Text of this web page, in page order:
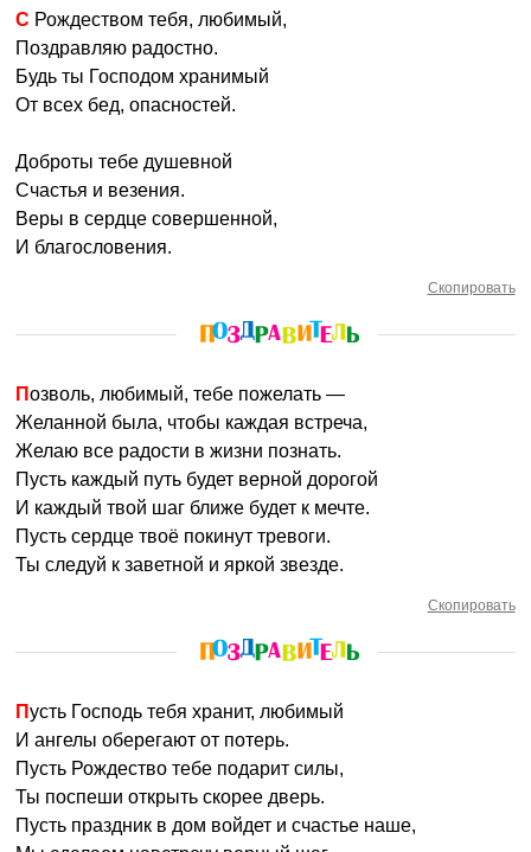
С Рождеством тебя, любимый,
Поздравляю радостно.
Будь ты Господом хранимый
От всех бед, опасностей.
Доброты тебе душевной
Счастья и везения.
Веры в сердце совершенной,
И благословения.
Скопировать
Позволь, любимый, тебе пожелать —
Желанной была, чтобы каждая встреча,
Желаю все радости в жизни познать.
Пусть каждый путь будет верной дорогой
И каждый твой шаг ближе будет к мечте.
Пусть сердце твоё покинут тревоги.
Ты следуй к заветной и яркой звезде.
Скопировать
Пусть Господь тебя хранит, любимый
И ангелы оберегают от потерь.
Пусть Рождество тебе подарит силы,
Ты поспеши открыть скорее дверь.
Пусть праздник в дом войдет и счастье наше,